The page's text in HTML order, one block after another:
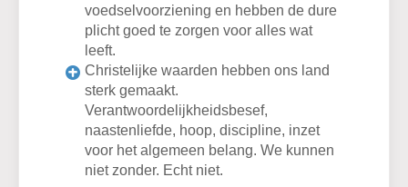
voedselvoorziening en hebben de dure
plicht goed te zorgen voor alles wat
leeft.
Christelijke waarden hebben ons land
sterk gemaakt.
Verantwoordelijkheidsbesef,
naastenliefde, hoop, discipline, inzet
voor het algemeen belang. We kunnen
niet zonder. Echt niet.